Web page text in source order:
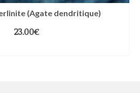
(Agate dendritique)
23.00€